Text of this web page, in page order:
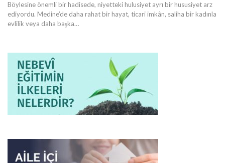
Böylesine önemli bir hadisede, niyetteki hulusiyet ayrı bir hususiyet arz
ediyordu. Medine’de daha rahat bir hayat, ticari imkân, saliha bir kadınla
evlilik veya daha başka…